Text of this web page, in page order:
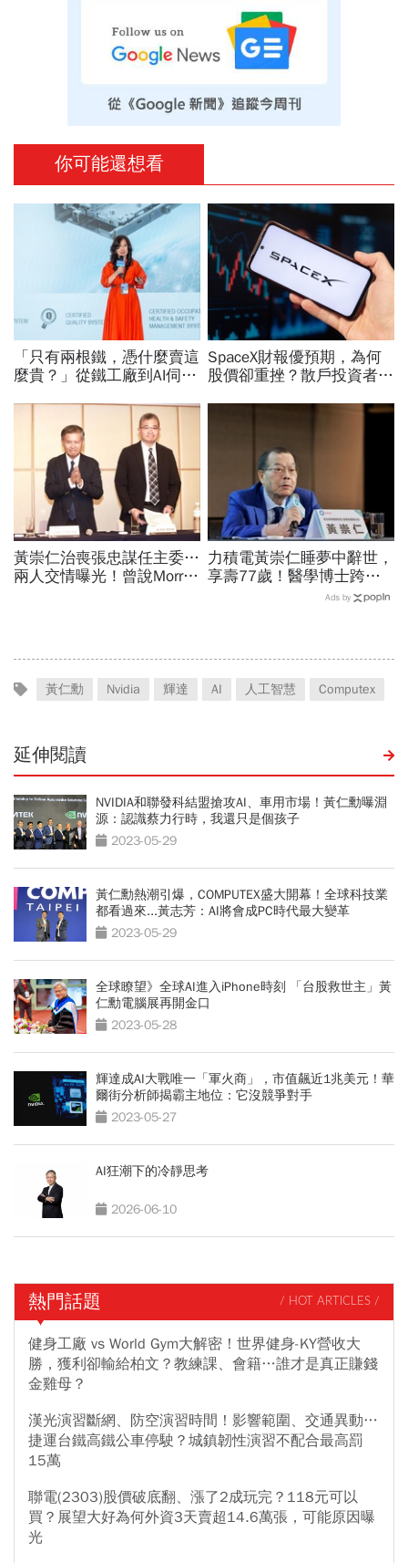
你可能還想看
「只有兩根鐵，憑什麼賣這
麼貴？」從鐵工廠到AI伺服
城河創造超高毛利率
SpaceX財報優預期，為何
股價卻重挫？散戶投資者
售股將解禁，賣壓將湧現？
黃崇仁治喪張忠謀任主委…
兩人交情曝光！曾說Morris
力積電黃崇仁睡夢中辭世，
享壽77歲！醫學博士跨足
科技業、曾花8年還清千萬
Ads by
黃仁勳 Nvidia 輝達 AI 人工智慧 Computex
延伸閱讀
NVIDIA和聯發科結盟搶攻AI、車用市場！黃仁勳曝淵
源：認識蔡力行時，我還只是個孩子
2023-05-29
黃仁勳熱潮引爆，COMPUTEX盛大開幕！全球科技業
都看過來...黃志芳：AI將會成PC時代最大變革
2023-05-29
全球瞭望》全球AI進入iPhone時刻 「台股救世主」黃
仁勳電腦展再開金口
2023-05-28
輝達成AI大戰唯一「軍火商」，市值飆近1兆美元！華
爾街分析師揭霸主地位：它沒競爭對手
2023-05-27
AI狂潮下的冷靜思考
2026-06-10
熱門話題 / HOT ARTICLES /
健身工廠 vs World Gym大解密！世界健身-KY營收大
勝，獲利卻輸給柏文？教練課、會籍…誰才是真正賺錢
金雞母？
漢光演習斷網、防空演習時間！影響範圍、交通異動…
捷運台鐵高鐵公車停駛？城鎮韌性演習不配合最高罰
15萬
聯電(2303)股價破底翻、漲了2成玩完？118元可以
買？展望大好為何外資3天賣超14.6萬張，可能原因曝
光